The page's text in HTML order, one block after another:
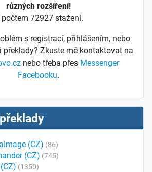
různých rozšíření!
počtem 72927 stažení.
s registrací, přihlášením, nebo
překlady? Zkuste mě kontaktovat na
nebo třeba přes Messenger
Facebooku.
(CZ) (86)
(CZ) (745)
(1350)